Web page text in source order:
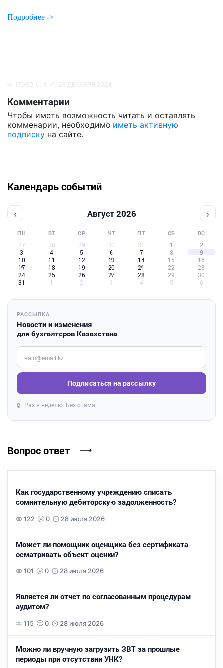
Подробнее ->
Комментарии
Чтобы иметь возможность читать и оставлять
комменарии, необходимо иметь активную
подписку на сайте.
Календарь событий
‹ Август 2026 ›
ПН ВТ СР ЧТ ПТ СБ ВС
27 28 29 30 31 1
2
3
4 5 6 7 8
9
10
11 12 13 14 15
16
17
18 19 20 21 22
23
24
25 26 27 28 29
30
31
1 2 3 4 5 6
РАССЫЛКА
Новости и изменения
для бухгалтеров Казахстана
Введите ваш e-mail
Подписаться на рассылку
🔒 Раз в неделю. Без спама.
Вопрос ответ
Как государственному учреждению списать
сомнительную дебиторскую задолженность?
122 0 28 июля 2026
Может ли помощник оценщика без сертификата
осматривать объект оценки?
101 0 28 июля 2026
Является ли отчет по согласованным процедурам
аудитом?
115 0 28 июля 2026
Можно ли вручную загрузить ЗВТ за прошлые
периоды при отсутствии УНК?